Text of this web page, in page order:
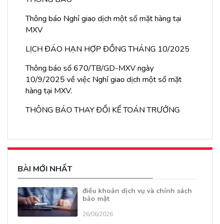
Thông báo Nghỉ giao dịch một số mặt hàng tại
MXV
LỊCH ĐÁO HẠN HỢP ĐỒNG THÁNG 10/2025
Thông báo số 670/TB/GD-MXV ngày
10/9/2025 về việc Nghỉ giao dịch một số mặt
hàng tại MXV.
THÔNG BÁO THAY ĐỔI KẾ TOÁN TRƯỞNG
BÀI MỚI NHẤT
điều khoản dịch vụ và chính sách
bảo mật
26/06/2026